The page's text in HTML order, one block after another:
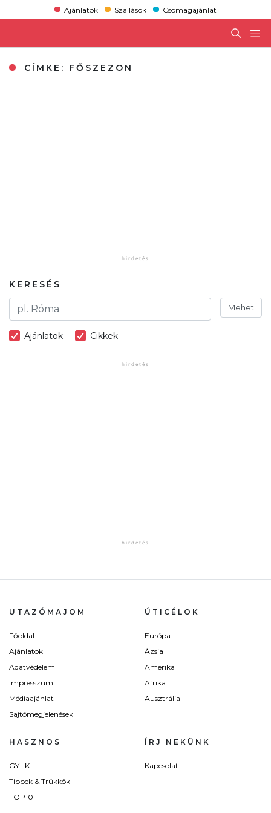
Ajánlatok Szállások Csomagajánlat
CÍMKE: FŐSZEZON
KERESÉS
Mehet
Ajánlatok Cikkek
UTAZÓMAJOM
Főoldal
Ajánlatok
Adatvédelem
Impresszum
Médiaajánlat
Sajtómegjelenések
ÚTICÉLOK
Európa
Ázsia
Amerika
Afrika
Ausztrália
HASZNOS
GY.I.K.
Tippek & Trükkök
TOP10
ÍRJ NEKÜNK
Kapcsolat